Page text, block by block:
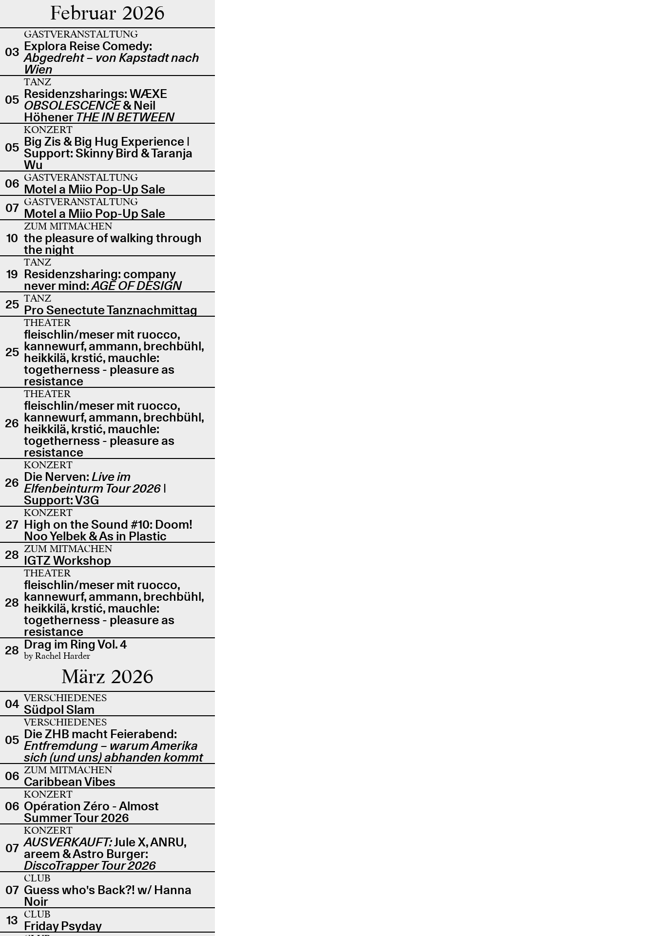
Februar 2026
03
GASTVERANSTALTUNG
Explora Reise Comedy:
Abgedreht – von Kapstadt nach
Wien
05
TANZ
Residenzsharings: WÆXE
OBSOLESCENCE& Neil
Höhener THE IN BETWEEN
05
KONZERT
Big Zis & Big Hug Experience |
Support: Skinny Bird & Taranja
Wu
06 GASTVERANSTALTUNG
Motel a Miio Pop-Up Sale
07 GASTVERANSTALTUNG
Motel a Miio Pop-Up Sale
10
ZUM MITMACHEN
the pleasure of walking through
the night
19
TANZ
Residenzsharing: company
never mind:AGE OF DESIGN
25 TANZ
Pro Senectute Tanznachmittag
25
THEATER
fleischlin/meser mit ruocco,
kannewurf, ammann, brechbühl,
heikkilä, krstić, mauchle:
togetherness - pleasure as
resistance
26
THEATER
fleischlin/meser mit ruocco,
kannewurf, ammann, brechbühl,
heikkilä, krstić, mauchle:
togetherness - pleasure as
resistance
26
KONZERT
Die Nerven:Live im
Elfenbeinturm Tour 2026 |
Support: V3G
27
KONZERT
High on the Sound #10: Doom!
Noo Yelbek & As in Plastic
28 ZUM MITMACHEN
IGTZ Workshop
28
THEATER
fleischlin/meser mit ruocco,
kannewurf, ammann, brechbühl,
heikkilä, krstić, mauchle:
togetherness - pleasure as
resistance
28 Drag im Ring Vol. 4
by Rachel Harder
März 2026
04 VERSCHIEDENES
Südpol Slam
05
VERSCHIEDENES
Die ZHB macht Feierabend:
Entfremdung – warum Amerika
sich (und uns) abhanden kommt
06 ZUM MITMACHEN
Caribbean Vibes
06
KONZERT
Opération Zéro - Almost
Summer Tour 2026
07
KONZERT
AUSVERKAUFT:Jule X, ANRU,
areem & Astro Burger:
DiscoTrapper Tour 2026
07
CLUB
Guess who's Back?! w/ Hanna
Noir
13 CLUB
Friday Psyday